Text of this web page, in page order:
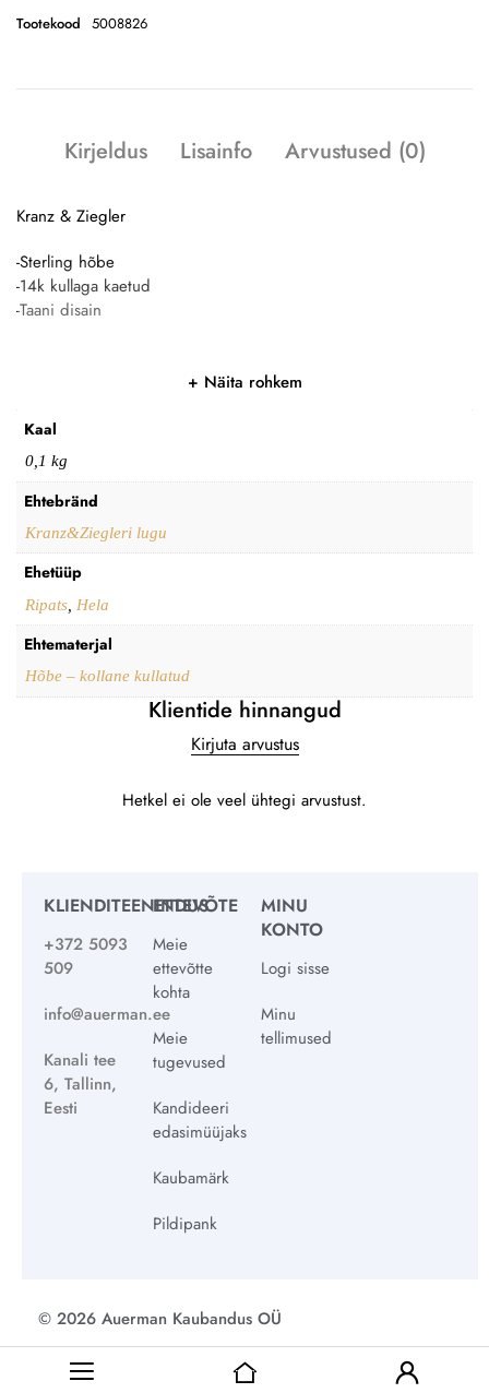
Tootekood 5008826
Kirjeldus Lisainfo Arvustused (0)
Kranz & Ziegler
-Sterling hõbe
-14k kullaga kaetud
-Taani disain
Näita rohkem
Kaal
0,1 kg
Ehtebränd
Kranz&Ziegleri lugu
Ehetüüp
Ripats, Hela
Ehtematerjal
Hõbe – kollane kullatud
Klientide hinnangud
Kirjuta arvustus
Hetkel ei ole veel ühtegi arvustust.
KLIENDITEENINDUS
+372 5093
509
info@auerman.ee
Kanali tee
6, Tallinn,
Eesti
ETTEVÕTE
Meie
ettevõtte
kohta
Meie
tugevused
Kandideeri
edasimüüjaks
Kaubamärk
Pildipank
MINU
KONTO
Logi sisse
Minu
tellimused
© 2026 Auerman Kaubandus OÜ